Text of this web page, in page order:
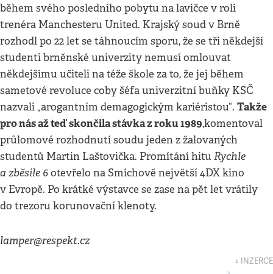
během svého posledního pobytu na lavičce v roli
trenéra Manchesteru United. Krajský soud v Brně
rozhodl po 22 let se táhnoucím sporu, že se tři někdejší
studenti brněnské univerzity nemusí omlouvat
někdejšímu učiteli na téže škole za to, že jej během
sametové revoluce coby šéfa univerzitní buňky KSČ
nazvali „arogantním demagogickým kariéristou“. Takže
pro nás až teď skončila stávka z roku 1989,komentoval
průlomové rozhodnutí soudu jeden z žalovaných
studentů Martin Laštovička. Promítání hitu Rychle
a zběsile 6otevřelo na Smíchově největší 4DX kino
v Evropě. Po krátké výstavce se zase na pět let vrátily
do trezoru korunovační klenoty.
lamper@respekt.cz
↓ INZERCE